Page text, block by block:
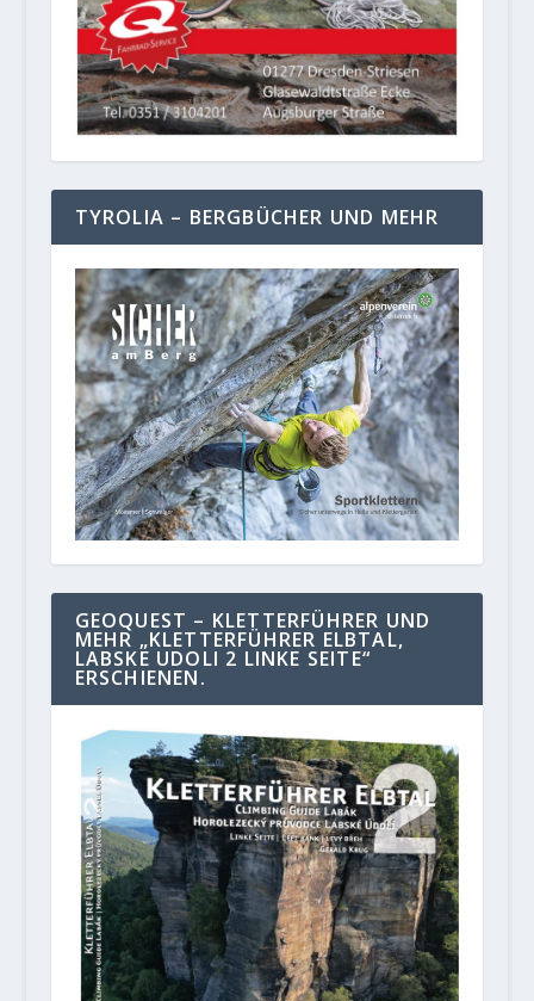
TYROLIA – BERGBÜCHER UND MEHR
GEOQUEST – KLETTERFÜHRER UND
MEHR „KLETTERFÜHRER ELBTAL,
LABSKE UDOLI 2 LINKE SEITE“
ERSCHIENEN.